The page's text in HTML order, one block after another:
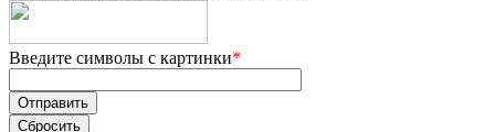
Введите символы с картинки*